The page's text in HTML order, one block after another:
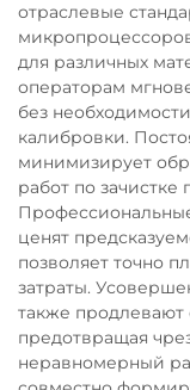
отраслевые
для различных
операторам
без
калибровки.
минимизирует
работ по
ценят
позволяет точно
затраты.
также продлевают
предотвращая
неравномерный